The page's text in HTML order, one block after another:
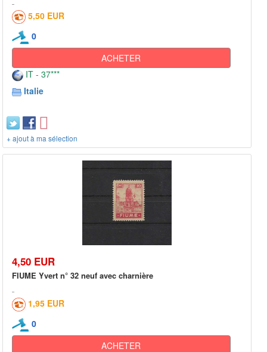
5,50 EUR
0
ACHETER
IT - 37***
Italie
+ ajout à ma sélection
4,50 EUR
FIUME Yvert n° 32 neuf avec charnière
1,95 EUR
0
ACHETER